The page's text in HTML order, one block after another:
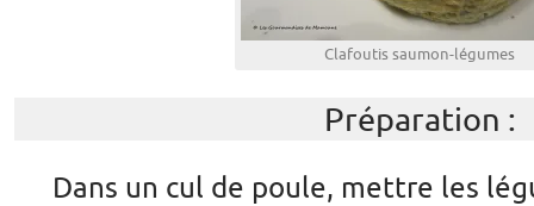
Clafoutis saumon-légumes
Préparation :
Dans un cul de poule, mettre les